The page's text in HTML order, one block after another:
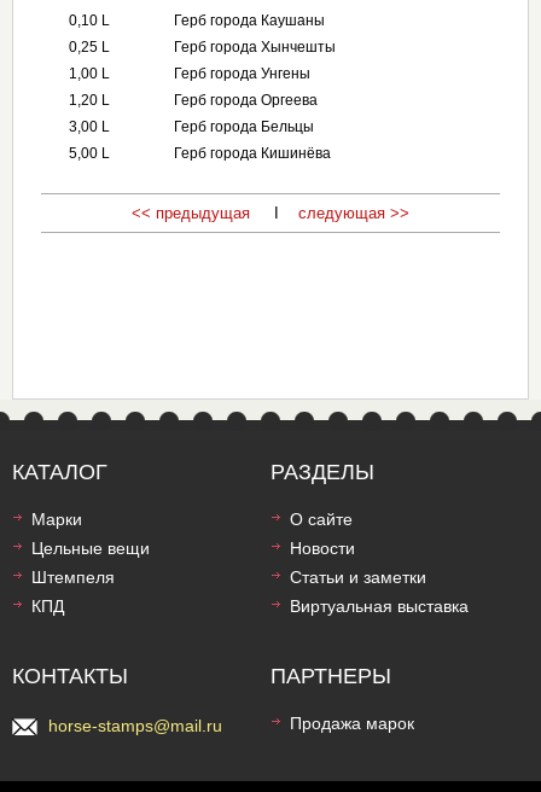
0,10 L
Герб города Каушаны
0,25 L
Герб города Хынчешты
1,00 L
Герб города Унгены
1,20 L
Герб города Оргеева
3,00 L
Герб города Бельцы
5,00 L
Герб города Кишинёва
<< предыдущая следующая >>
КАТАЛОГ
Марки
Цельные вещи
Штемпеля
КПД
РАЗДЕЛЫ
О сайте
Новости
Статьи и заметки
Виртуальная выставка
КОНТАКТЫ
horse-stamps@mail.ru
ПАРТНЕРЫ
Продажа марок